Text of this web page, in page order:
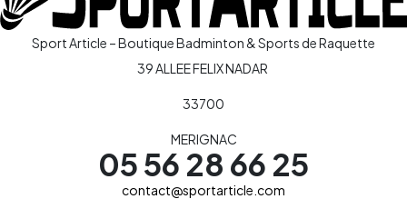
Sport Article – Boutique Badminton & Sports de Raquette
39 ALLEE FELIX NADAR
33700
MERIGNAC
05 56 28 66 25
contact@sportarticle.com